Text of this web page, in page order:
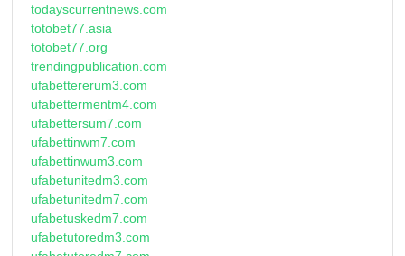
todayscurrentnews.com
totobet77.asia
totobet77.org
trendingpublication.com
ufabettererum3.com
ufabettermentm4.com
ufabettersum7.com
ufabettinwm7.com
ufabettinwum3.com
ufabetunitedm3.com
ufabetunitedm7.com
ufabetuskedm7.com
ufabetutoredm3.com